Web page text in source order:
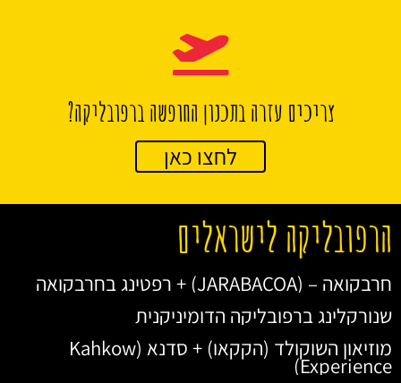
צריכים עזרה בתכנון החופשה ברפובליקה?
לחצו כאן
הרפובליקה לישראלים
חרבקואה – (JARABACOA) + רפטינג בחרבקואה
שנורקלינג ברפובליקה הדומיניקנית
מוזיאון השוקולד (הקקאו) + סדנא (Kahkow
Experience)